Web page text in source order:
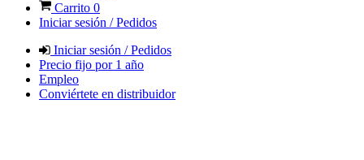
Carrito 0
Iniciar sesión / Pedidos
Iniciar sesión / Pedidos
Precio fijo por 1 año
Empleo
Conviértete en distribuidor